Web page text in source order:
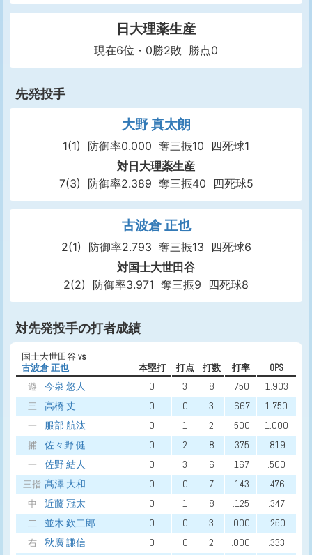
日大理薬生産
現在6位・0勝2敗 勝点0
先発投手
大野 真太朗
1(1) 防御率0.000 奪三振10
四死球1
対日大理薬生産
7(3)
防御率2.389 奪三振40 四死球5
古波倉 正也
2(1) 防御率2.793 奪三振13
四死球6
対国士大世田谷
2(2)
防御率3.971 奪三振9 四死球8
対先発投手の打者成績
国士大世田谷vs
古波倉 正也
本塁打 打点 打数 打率
OPS
遊
今泉 悠人 0 3 8 .750 1.903
三 高橋 丈 0 0 3 .667 1.750
一 服部 航汰 0 1 2 .500 1.000
捕 佐々野 健 0 2 8 .375 .819
一 佐野 結人 0 3 6 .167 .500
三指 髙澤 大和 0 0 7 .143 .476
中 近藤 冠太 0 1 8 .125 .347
二 並木 欽二郎 0 0 3 .000 .250
右 秋廣 謙信 0 0 2 .000 .333